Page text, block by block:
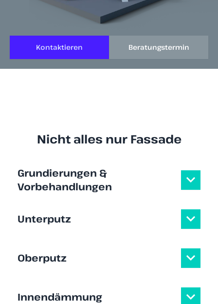
Kontaktieren Beratungstermin
Nicht alles nur Fassade
Grundierungen &
Vorbehandlungen
Unterputz
Oberputz
Innendämmung